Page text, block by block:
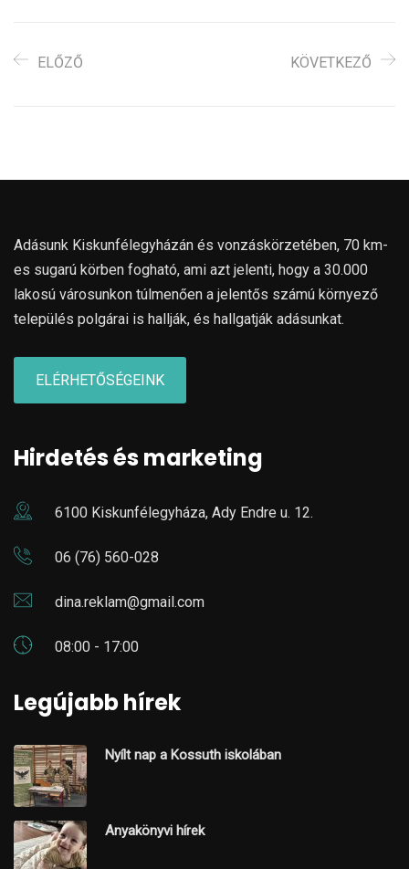
ELŐZŐ KÖVETKEZŐ
Adásunk Kiskunfélegyházán és vonzáskörzetében, 70 km-
es sugarú körben fogható, ami azt jelenti, hogy a 30.000
lakosú városunkon túlmenően a jelentős számú környező
település polgárai is hallják, és hallgatják adásunkat.
ELÉRHETŐSÉGEINK
Hirdetés és marketing
6100 Kiskunfélegyháza, Ady Endre u. 12.
06 (76) 560-028
dina.reklam@gmail.com
08:00 - 17:00
Legújabb hírek
Nyílt nap a Kossuth iskolában
Anyakönyvi hírek